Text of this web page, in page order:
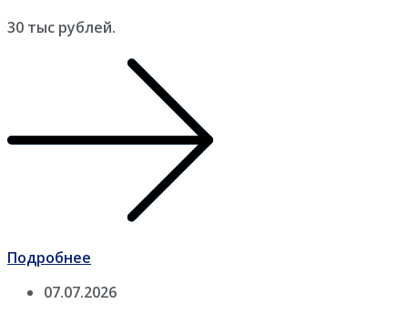
30 тыс рублей.
Подробнее
07.07.2026